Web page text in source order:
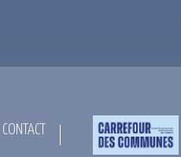
CONTACT